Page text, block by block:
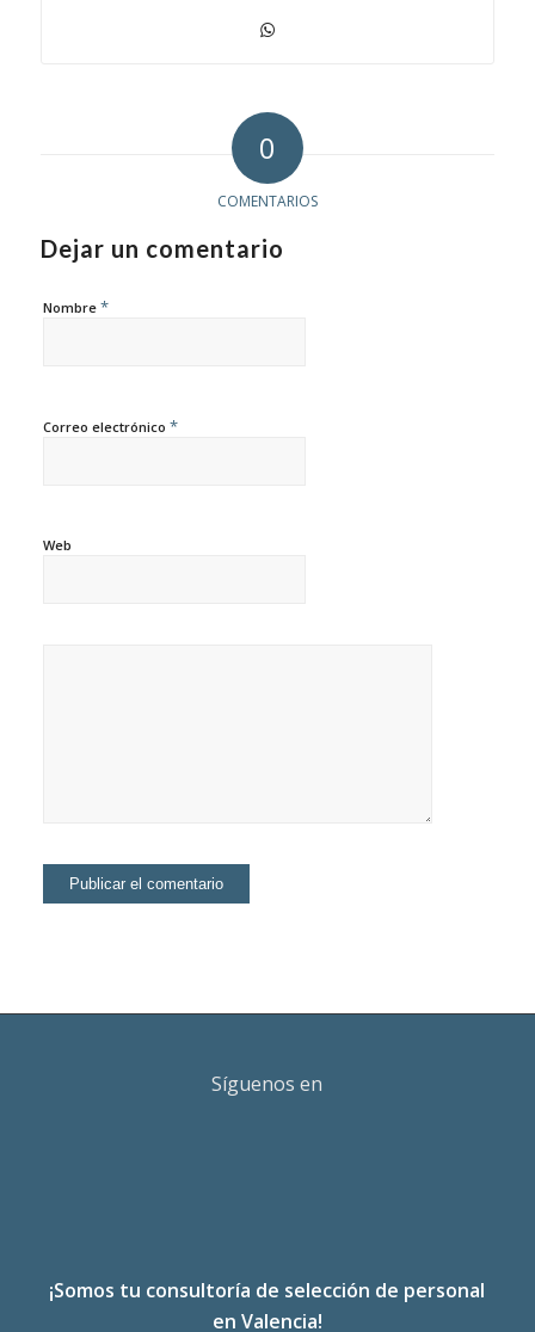
0
COMENTARIOS
Dejar un comentario
Nombre *
Correo electrónico *
Web
Síguenos en
¡Somos tu consultoría de selección de personal
en Valencia!